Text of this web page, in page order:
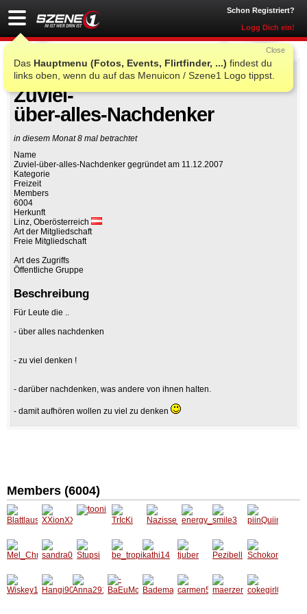
Schon Registriert?
Logg Dich ein!
Das Hauptmenu (Fotos, Events, Flirtfinder, ...) findest du
links oben, wenn du auf das Menuicon / Szene1 Logo tippst.
Close
Gruppe beitreten
Auf Facebook teilen
Zuviel-
über-alles-Nachdenker
in diesem Monat 8 mal betrachtet
Name
Zuviel-über-alles-Nachdenker gegründet am 11.12.2007
Kategorie
Freizeit
Members
6004
Herkunft
Linz, Oberösterreich
Art der Mitgliedschaft
Freie Mitgliedschaft
Art des Zugriffs
Öffentliche Gruppe
Beschreibung
Für Leute die ..
- über alles nachdenken
- zu viel denken !
- darüber nachdenken, was andere von ihnen halten.
- damit aufhören wollen zu viel zu denken
Members (6004)
Blattlau
s
XXionX
X
tooni TrIcKi
Naziss
e_94
energy
_lady
smile3
piinQuii
ng_baB
ii
Mel_Ch
rissy
sandra
00
Stupsi
be_trop
ical
kathi14 tjuber Pezibell
Schoko
muffel